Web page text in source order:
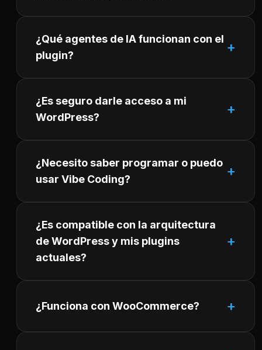
¿Qué agentes de IA funcionan con el
plugin?
¿Es seguro darle acceso a mi
WordPress?
¿Necesito saber programar o puedo
usar Vibe Coding?
¿Es compatible con la arquitectura
de WordPress y mis plugins
actuales?
¿Funciona con WooCommerce?